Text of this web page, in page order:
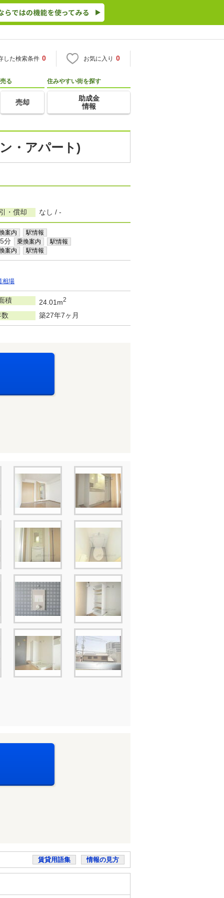
した検索条件 0 お気に入り 0
売る
売却
住みやすい街を探す
助成金
情報
・アパート)
・償却 なし / -
案内 駅情報
分 乗換案内 駅情報
案内 駅情報
相場
積 24.01m2
築27年7ヶ月
賃貸用語集 情報の見方